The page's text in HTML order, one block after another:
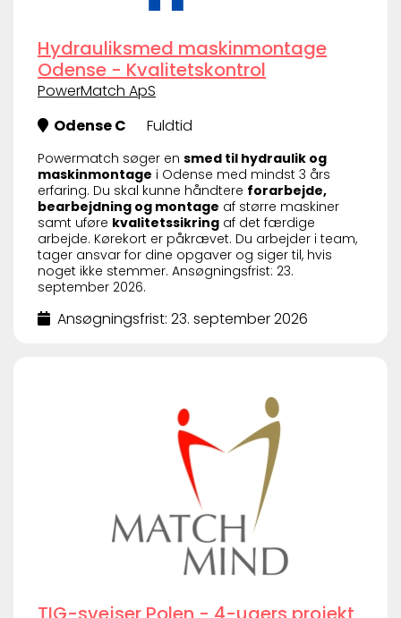
Hydrauliksmed maskinmontage
Odense - Kvalitetskontrol
PowerMatch ApS
Odense C
Fuldtid
Powermatch søger en smed til hydraulik og
maskinmontage i Odense med mindst 3 års
erfaring. Du skal kunne håndtere forarbejde,
bearbejdning og montage af større maskiner
samt uføre kvalitetssikring af det færdige
arbejde. Kørekort er påkrævet. Du arbejder i team,
tager ansvar for dine opgaver og siger til, hvis
noget ikke stemmer. Ansøgningsfrist: 23.
september 2026.
Ansøgningsfrist: 23. september 2026